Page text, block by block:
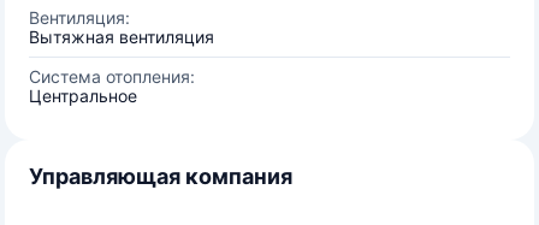
Вентиляция:
Вытяжная вентиляция
Система отопления:
Центральное
Управляющая компания